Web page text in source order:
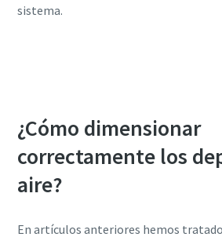
sistema.
¿Cómo dimensionar
correctamente los
aire?
En artículos anteriores hemos